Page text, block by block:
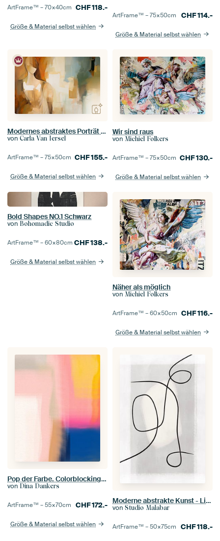
ArtFrame™ –70×40cm CHF118.-
Größe & Material selbst wählen
ArtFrame™ –75×50cm CHF114.-
Größe & Material selbst wählen
Modernes abstraktes Porträt in Erdtönen mit einem blauen Akzent.
von Carla Van Iersel
ArtFrame™ –75×50cm CHF155.-
Größe & Material selbst wählen
Wir sind raus
von Michiel Folkers
ArtFrame™ –75×50cm CHF130.-
Größe & Material selbst wählen
Bold Shapes NO.1 Schwarz
von Bohomadic Studio
ArtFrame™ –60×80cm CHF138.-
Größe & Material selbst wählen
Näher als möglich
von Michiel Folkers
ArtFrame™ –60×50cm CHF116.-
Größe & Material selbst wählen
Pop der Farbe. Colorblocking in Pastell- und Neonfarben. Rosa, weiß, blau, gelb, terra
von Dina Dankers
ArtFrame™ –55×70cm CHF172.-
Größe & Material selbst wählen
Moderne abstrakte Kunst - Linien 2
von Studio Malabar
ArtFrame™ –50×75cm CHF118.-